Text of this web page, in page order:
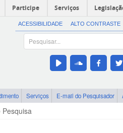
Participe Serviços
ACESSIBILIDADE ALTO CONTRASTE
Serviços E-mail do Pesquisador
Pesquisa